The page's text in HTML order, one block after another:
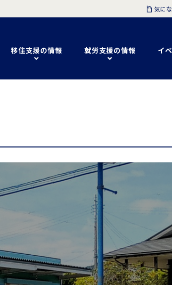
移住支援の情報 就労支援の情報 イ
気に